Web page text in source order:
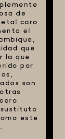
de
caro
el
que
la que
por
son
este